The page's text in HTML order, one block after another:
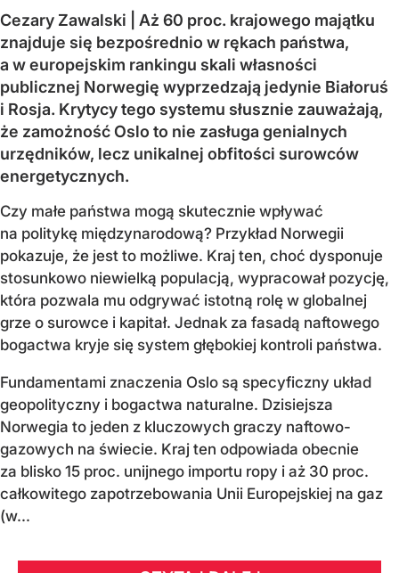
Cezary Zawalski | Aż 60 proc. krajowego majątku
znajduje się bezpośrednio w rękach państwa,
a w europejskim rankingu skali własności
publicznej Norwegię wyprzedzają jedynie Białoruś
i Rosja. Krytycy tego systemu słusznie zauważają,
że zamożność Oslo to nie zasługa genialnych
urzędników, lecz unikalnej obfitości surowców
energetycznych.
Czy małe państwa mogą skutecznie wpływać
na politykę międzynarodową? Przykład Norwegii
pokazuje, że jest to możliwe. Kraj ten, choć dysponuje
stosunkowo niewielką populacją, wypracował pozycję,
która pozwala mu odgrywać istotną rolę w globalnej
grze o surowce i kapitał. Jednak za fasadą naftowego
bogactwa kryje się system głębokiej kontroli państwa.
Fundamentami znaczenia Oslo są specyficzny układ
geopolityczny i bogactwa naturalne. Dzisiejsza
Norwegia to jeden z kluczowych graczy naftowo-
gazowych na świecie. Kraj ten odpowiada obecnie
za blisko 15 proc. unijnego importu ropy i aż 30 proc.
całkowitego zapotrzebowania Unii Europejskiej na gaz
(w...